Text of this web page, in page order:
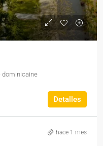
dominicaine
Detalles
hace 1 mes